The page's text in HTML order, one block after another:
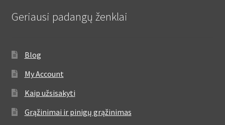
Geriausi padangų ženklai
Blog
My Account
Kaip užsisakyti
Grąžinimai ir pinigų grąžinimas